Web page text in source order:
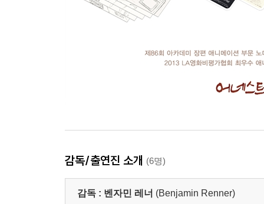
감독/출연진 소개 (6명)
감독 : 벤자민 레너 (Benjamin Renner)